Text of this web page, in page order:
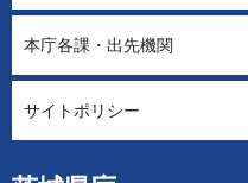
本庁各課・出先機関
サイトポリシー